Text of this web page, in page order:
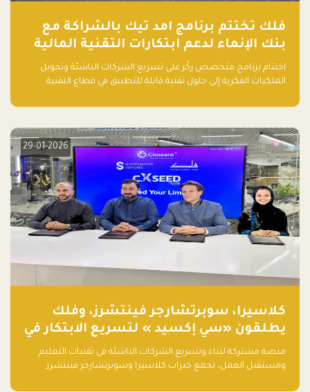
فلك تختتم برنامج امد تيك بالشراكة مع
بنك الإنماء لدعم ابتكارات التقنية المالية
اختتام برنامج متخصص ركّز على تسريع الشركات الناشئة وتحويل
الملكيات الفكرية إلى حلول تقنية قابلة للتطبيق في قطاع التقنية
29-01-2026
كلاسيرا، سوبرتشارجر فينتشرز، وفلك
يطلقون «سي إكسيد » لتسريع الابتكار في
تقنيات التعليم ومستقبل العمل
منصة مشتركة لبناء وتسريع الشركات الناشئة في تقنيات التعليم
ومستقبل العمل، تجمع خبرات كلاسيرا وسوبرتشارجر فينتشرز